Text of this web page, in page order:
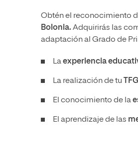
Obtén el reconocimiento
Bolonia. Adquirirás las
adaptación al Grado de
Laexperiencia
La realización de tu
El conocimiento de la
El aprendizaje de las